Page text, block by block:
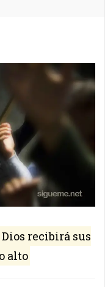
recibirá sus
alto